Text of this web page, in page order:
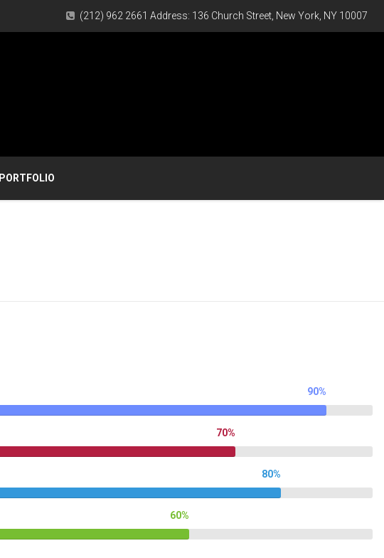
(212) 962 2661 Address: 136 Church Street, New York, NY 10007
PORTFOLIO
90%
70%
80%
60%